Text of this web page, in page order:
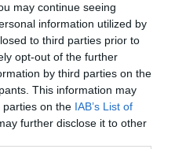
may continue seeing
information utilized by
to third parties prior to
opt-out of the further
by third parties on the
This information may
parties on the IAB’s List of
further disclose it to other
EFG cardiología